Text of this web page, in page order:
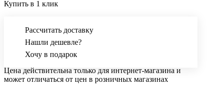
Купить в 1 клик
Рассчитать доставку
Нашли дешевле?
Хочу в подарок
Цена действительна только для интернет-магазина и
может отличаться от цен в розничных магазинах